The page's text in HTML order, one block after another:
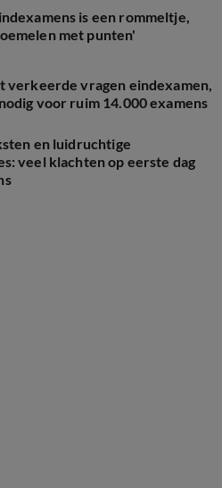
is een rommeltje,
met punten'
verkeerde vragen eindexamen,
voor ruim 14.000 examens
en luidruchtige
veel klachten op eerste dag